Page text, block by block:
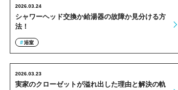
シャワーヘッド交換か給湯器の故障か見分ける方
法！
2026.03.24
浴室
実家のクローゼットが溢れ出した理由と解決の軌
2026.03.23